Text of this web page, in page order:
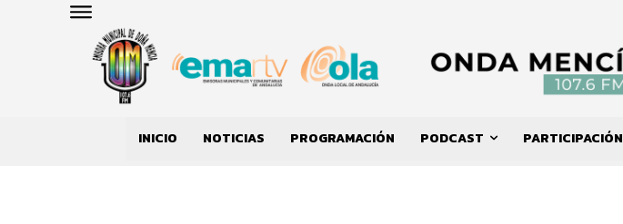
INICIO NOTICIAS PROGRAMACIÓN PODCAST PARTICIPACIÓN